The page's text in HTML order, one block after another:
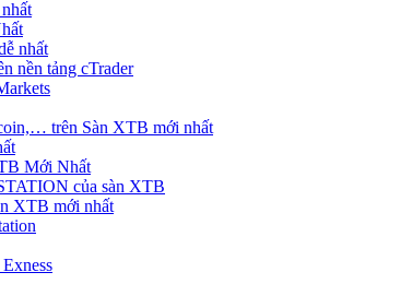
nhất
nền tảng cTrader
trên Sàn XTB mới nhất
Mới Nhất
của sàn XTB
XTB mới nhất